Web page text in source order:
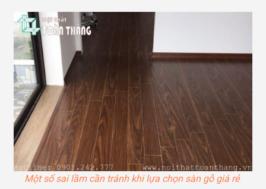
Một số sai lầm cần tránh khi lựa chọn sàn gỗ giá rẻ